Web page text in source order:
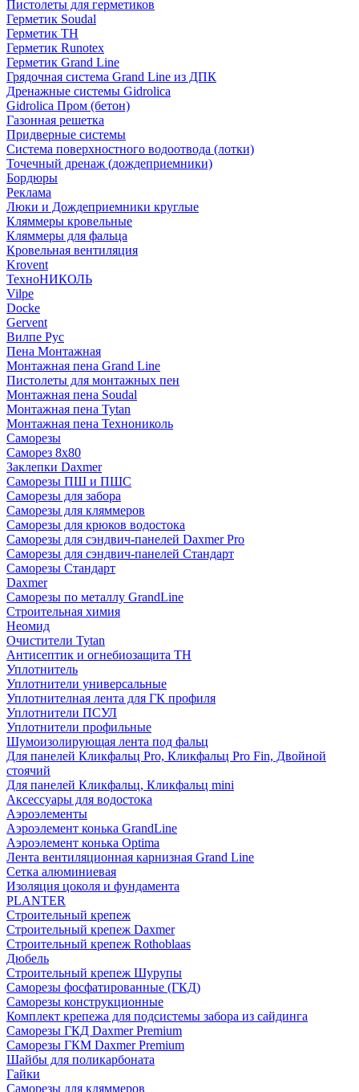
Пистолеты для герметиков
Герметик Soudal
Герметик ТН
Герметик Runotex
Герметик Grand Line
Грядочная система Grand Line из ДПК
Дренажные системы Gidrolica
Gidrolica Пром (бетон)
Газонная решетка
Придверные системы
Система поверхностного водоотвода (лотки)
Точечный дренаж (дождеприемники)
Бордюры
Рекламa
Люки и Дождеприемники круглые
Кляммеры кровельные
Кляммеры для фальца
Кровельная вентиляция
Krovent
ТехноНИКОЛЬ
Vilpe
Docke
Gervent
Вилпе Рус
Пена Монтажнaя
Монтажная пена Grand Linе
Пистолеты для монтажных пен
Монтажная пена Soudal
Монтажная пена Tytan
Монтажная пена Технониколь
Саморезы
Саморез 8х80
Заклепки Daxmer
Саморезы ПШ и ПШС
Саморезы для забора
Саморезы для кляммеров
Саморезы для крюков водостока
Саморезы для сэндвич-панелей Daxmer Pro
Саморезы для сэндвич-панелей Стандарт
Саморезы Стандарт
Daxmer
Саморезы по металлу GrandLine
Строительная химия
Неомид
Очистители Tytan
Антисептик и огнебиозащита ТН
Уплотнитель
Уплотнители универсальные
Уплотнителная лента для ГК профиля
Уплотнители ПСУЛ
Уплотнители профильные
Шумоизолирующая лента под фальц
Для панелей Кликфальц Pro, Кликфальц Pro Fin, Двойной
стоячий
Для панелей Кликфальц, Кликфальц mini
Аксессуары для водостока
Аэроэлементы
Аэроэлемент конька GrandLine
Аэроэлемент конька Optima
Лента вентиляционная карнизная Grand Line
Сетка алюминиевая
Изоляция цоколя и фундамента
PLANTER
Строительный крепеж
Строительный крепеж Daxmer
Строительный крепеж Rothoblaas
Дюбель
Строительный крепеж Шурупы
Саморeзы фосфатированные (ГКД)
Саморезы конструкционные
Комплект крепежа для подсистемы забора из сайдинга
Саморезы ГКД Daxmer Premium
Саморезы ГКМ Daxmer Premium
Шайбы для поликарбоната
Гайки
Саморезы для кляммеров